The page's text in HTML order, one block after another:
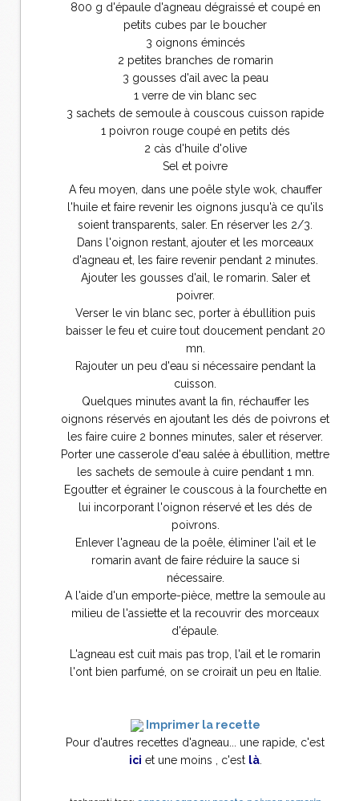
800 g d'épaule d'agneau dégraissé et coupé en
petits cubes par le boucher
3 oignons émincés
2 petites branches de romarin
3 gousses d'ail avec la peau
1 verre de vin blanc sec
3 sachets de semoule à couscous cuisson rapide
1 poivron rouge coupé en petits dés
2 càs d'huile d'olive
Sel et poivre
A feu moyen, dans une poêle style wok, chauffer
l'huile et faire revenir les oignons jusqu'à ce qu'ils
soient transparents, saler. En réserver les 2/3.
Dans l'oignon restant, ajouter et les morceaux
d'agneau et, les faire revenir pendant 2 minutes.
Ajouter les gousses d'ail, le romarin. Saler et
poivrer.
Verser le vin blanc sec, porter à ébullition puis
baisser le feu et cuire tout doucement pendant 20
mn.
Rajouter un peu d'eau si nécessaire pendant la
cuisson.
Quelques minutes avant la fin, réchauffer les
oignons réservés en ajoutant les dés de poivrons et
les faire cuire 2 bonnes minutes, saler et réserver.
Porter une casserole d'eau salée à ébullition, mettre
les sachets de semoule à cuire pendant 1 mn.
Egoutter et égrainer le couscous à la fourchette en
lui incorporant l'oignon réservé et les dés de
poivrons.
Enlever l'agneau de la poêle, éliminer l'ail et le
romarin avant de faire réduire la sauce si
nécessaire.
A l'aide d'un emporte-pièce, mettre la semoule au
milieu de l'assiette et la recouvrir des morceaux
d'épaule.
L'agneau est cuit mais pas trop, l'ail et le romarin
l'ont bien parfumé, on se croirait un peu en Italie.
Imprimer la recette
Pour d'autres recettes d'agneau... une rapide, c'est
ici et une moins , c'est là.